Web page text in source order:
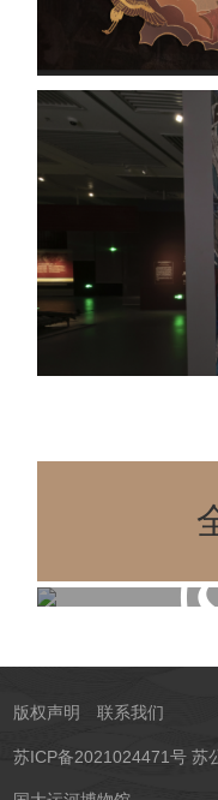
版权声明 联系我们
苏ICP备2021024471号 苏